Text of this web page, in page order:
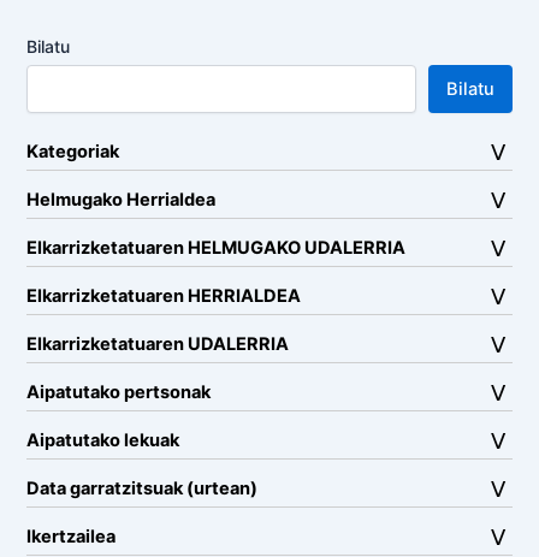
Bilatu
Bilatu
Kategoriak
Helmugako Herrialdea
Elkarrizketatuaren HELMUGAKO UDALERRIA
Elkarrizketatuaren HERRIALDEA
Elkarrizketatuaren UDALERRIA
Aipatutako pertsonak
Aipatutako lekuak
Data garratzitsuak (urtean)
Ikertzailea